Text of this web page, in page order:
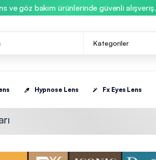
ve göz bakım ürünlerinde güvenli alışveriş.
Hypnose Lens Fx Eyes Lens